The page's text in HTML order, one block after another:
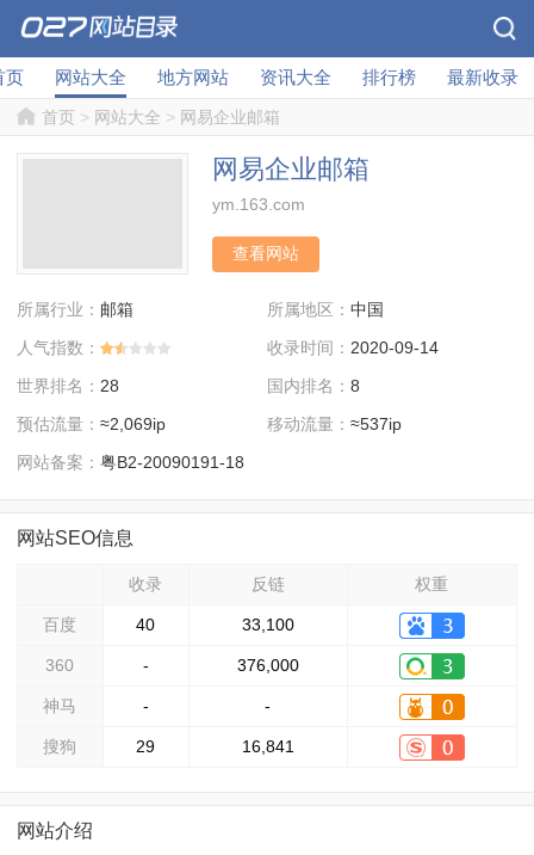
页 网站大全 地方网站 资讯大全 排行榜 最新收录
首页 > 网站大全 > 网易企业邮箱
网易企业邮箱
ym.163.com
查看网站
所属行业： 邮箱 所属地区： 中国
人气指数：
收录时间： 2020-09-14
世界排名： 28 国内排名： 8
预估流量： ≈2,069ip 移动流量： ≈537ip
网站备案： 粤B2-20090191-18
网站SEO信息
收录 反链 权重
百度 40 33,100
360 - 376,000
神马 - -
搜狗 29 16,841
网站介绍